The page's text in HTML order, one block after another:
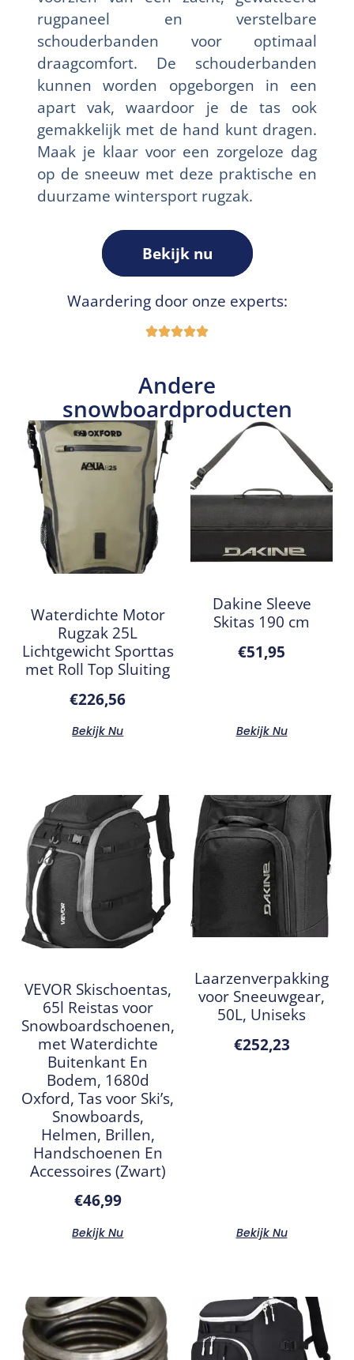
rugpaneel en verstelbare
schouderbanden voor optimaal
draagcomfort. De schouderbanden
kunnen worden opgeborgen in een
apart vak, waardoor je de tas ook
gemakkelijk met de hand kunt dragen.
Maak je klaar voor een zorgeloze dag
op de sneeuw met deze praktische en
duurzame wintersport rugzak.
Bekijk nu
Waardering door onze experts:
Andere
snowboardproducten
Waterdichte Motor
Rugzak 25L
Lichtgewicht Sporttas
met Roll Top Sluiting
€226,56
Bekijk Nu
Dakine Sleeve
Skitas 190 cm
€51,95
Bekijk Nu
VEVOR Skischoentas,
65l Reistas voor
Snowboardschoenen,
met Waterdichte
Buitenkant En
Bodem, 1680d
Oxford, Tas voor Ski’s,
Snowboards,
Helmen, Brillen,
Handschoenen En
Accessoires (Zwart)
€46,99
Bekijk Nu
Laarzenverpakking
voor Sneeuwgear,
50L, Uniseks
€252,23
Bekijk Nu